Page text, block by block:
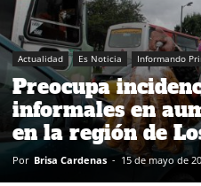
Actualidad Es Noticia Informando
Preocupa
informales en
en la región de
Por Brisa Cardenas - 15 de mayo de